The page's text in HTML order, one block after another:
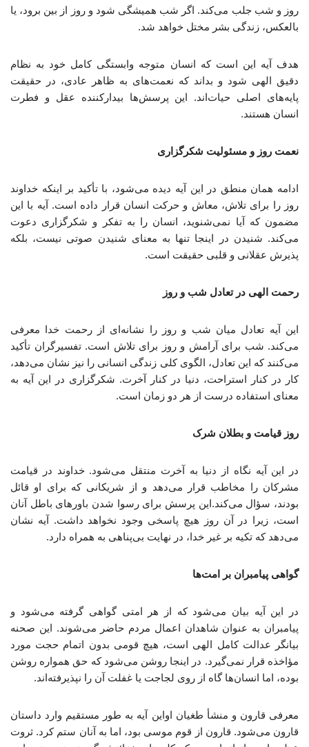
روز و شب جلب می‌کند. اگر شب همیشگی شود و روز از بین برود، یا
بالعکس، زندگی بشر مختل خواهد شد.
هدف آیه این است که انسان متوجه وابستگی کامل خود به نظام
دقیق الهی شود و بداند که نعمت‌های به ظاهر عادی، در حقیقت
پایه‌های اصلی حیات‌اند. این پرسش‌ها بیدارکننده عقل و فطرت
انسان هستند.
نعمت روز و مسئولیت شکرگزاری
ادامه همان منطق در این آیه دیده می‌شود، با تأکید بر اینکه خداوند
روز را برای تلاش، معاش و حرکت انسان قرار داده است. آیه با این
مضمون که آیا نمی‌شنوید، انسان را به تفکر و شکرگزاری دعوت
می‌کند. شنیدن در اینجا تنها به معنای شنیدن صوتی نیست، بلکه
پذیرش عقلانی و قلبی حقیقت است.
رحمت الهی در تعادل شب و روز
این آیه تعادل میان شب و روز را نشانه‌ای از رحمت خدا معرفی
می‌کند. شب برای آرامش و روز برای تلاش است. تفسیرگران تأکید
می‌کنند که این تعادل، الگوی کلی زندگی انسانی را نیز نشان می‌دهد،
کار در کنار استراحت، دنیا در کنار آخرت. شکرگزاری در این آیه به
معنای استفاده درست از هر دو زمان است.
روز قیامت و بطلان شرک
در این آیه نگاه از دنیا به آخرت منتقل می‌شود. خداوند در قیامت
مشرکان را مخاطب قرار می‌دهد و از شریکانی که برای او قائل
بودند، سؤال می‌کند.این پرسش برای رسوا شدن باورهای باطل آنان
است، زیرا در آن روز هیچ پاسخی وجود نخواهد داشت. آیه نشان
می‌دهد که تکیه بر غیر خدا، در نهایت بی‌پناهی به همراه دارد.
گواهی پیامبران بر امت‌ها
در این آیه بیان می‌شود که از هر امتی گواهی گرفته می‌شود و
پیامبران به عنوان شاهدان اعمال مردم حاضر می‌شوند. این صحنه
بیانگر عدالت کامل الهی است، هیچ قومی بدون اتمام حجت مورد
مؤاخذه قرار نمی‌گیرد. در اینجا روشن می‌شود که حق همواره روشن
بوده، اما انسان‌ها گاه از روی لجاجت یا غفلت آن را نپذیرفته‌اند.
معرفی قارون و منشأ طغیان اواین آیه به طور مستقیم وارد داستان
قارون می‌شود. قارون از قوم موسی بود، اما به آنان ستم کرد. ثروت